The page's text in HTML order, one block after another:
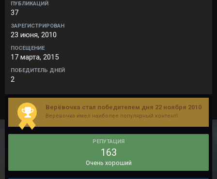
ПУБЛИКАЦИЙ
37
ЗАРЕГИСТРИРОВАН
23 июня, 2010
ПОСЕЩЕНИЕ
17 марта, 2015
ПОБЕДИТЕЛЬ ДНЕЙ
2
Верёвочка стал победителем дня 22 ноября 2010
Верёвочка имел наиболее популярный контент!
РЕПУТАЦИЯ
163
Очень хороший